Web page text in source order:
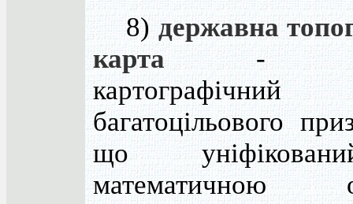
8) державна
карта -
багатоцільового
що
математичною